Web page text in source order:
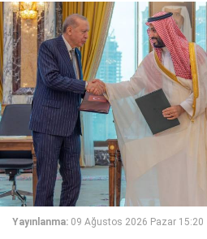
Yayınlanma: 09 Ağustos 2026 Pazar 15:20